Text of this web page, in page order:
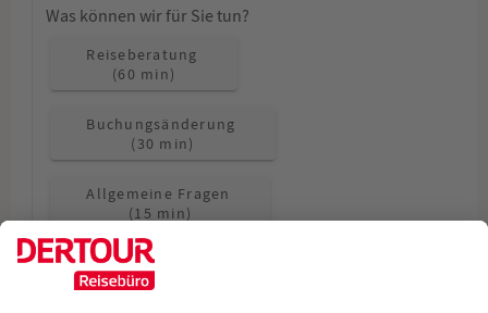
Was können wir für Sie tun?
Reiseberatung
(60 min)
Buchungsänderung
(30 min)
Allgemeine Fragen
(15 min)
Wie möchten Sie beraten werden?